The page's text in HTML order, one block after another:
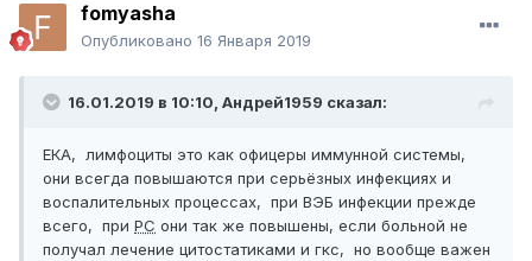
fomyasha
Опубликовано 16 Января 2019
16.01.2019 в 10:10, Андрей1959 сказал:
ЕКА, лимфоциты это как офицеры иммунной системы,
они всегда повышаются при серьёзных инфекциях и
воспалительных процессах, при ВЭБ инфекции прежде
всего, при РС они так же повышены, если больной не
получал лечение цитостатиками и гкс, но вообще важен